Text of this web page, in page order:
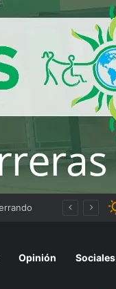
Opinión Sociales